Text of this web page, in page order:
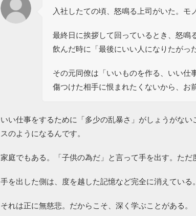
入社したての頃、怒鳴る上司がいた。モ
最終日に挨拶して回っているとき、怒鳴
飲んだ時に「最後にいい人になりたがっ
その元同僚は「いいものを作る、いい
傷つけた相手に恨まれたくないから、お
いい仕事をするために「多少の乱暴さ」がしょうがな
スのようになるんです。
家庭でもある。「子供の為だ」と言って手を出す。た
手を出した側は、度を越した記憶など完全に消えている。
それは正に無慈悲。だからこそ、深く学ぶことがある。